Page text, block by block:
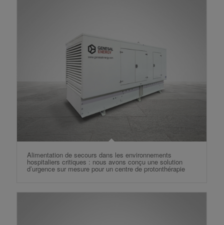
Alimentation de secours dans les environnements
hospitaliers critiques : nous avons conçu une solution
d’urgence sur mesure pour un centre de protonthérapie